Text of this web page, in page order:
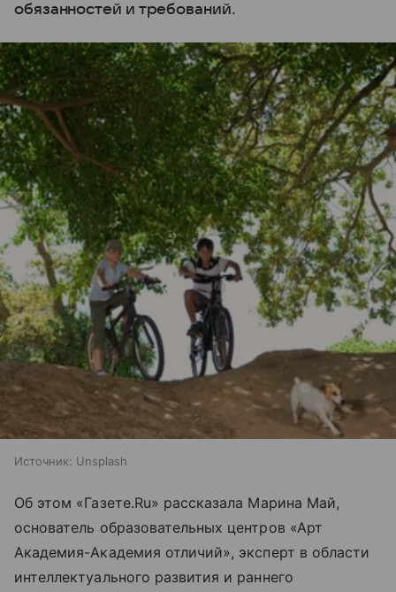
обязанностей и требований.
Источник: Unsplash
Об этом «Газете.Ru» рассказала Марина Май,
основатель образовательных центров «Арт
Академия-Академия отличий», эксперт в области
интеллектуального развития и раннего